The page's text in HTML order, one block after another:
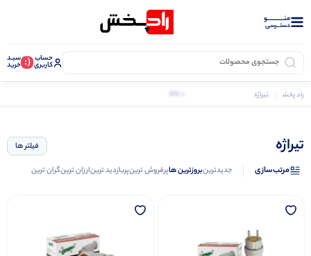
منــــــــــــو
دستــرسی
حساب
کاربری (: سبـد
خرید
راد پخش تیراژه
تیراژه فیلتر ها
مرتب‌سازی جدیدترینبروزترین هاپرفروش ترینپربازدید ترینارزان ترینگران ترین